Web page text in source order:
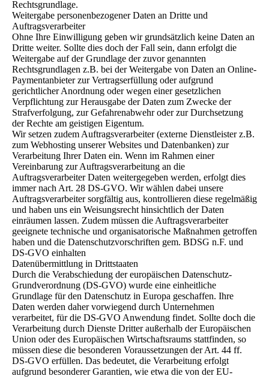
Rechtsgrundlage.
Weitergabe personenbezogener Daten an Dritte und
Auftragsverarbeiter
Ohne Ihre Einwilligung geben wir grundsätzlich keine Daten an
Dritte weiter. Sollte dies doch der Fall sein, dann erfolgt die
Weitergabe auf der Grundlage der zuvor genannten
Rechtsgrundlagen z.B. bei der Weitergabe von Daten an Online-
Paymentanbieter zur Vertragserfüllung oder aufgrund
gerichtlicher Anordnung oder wegen einer gesetzlichen
Verpflichtung zur Herausgabe der Daten zum Zwecke der
Strafverfolgung, zur Gefahrenabwehr oder zur Durchsetzung
der Rechte am geistigen Eigentum.
Wir setzen zudem Auftragsverarbeiter (externe Dienstleister z.B.
zum Webhosting unserer Websites und Datenbanken) zur
Verarbeitung Ihrer Daten ein. Wenn im Rahmen einer
Vereinbarung zur Auftragsverarbeitung an die
Auftragsverarbeiter Daten weitergegeben werden, erfolgt dies
immer nach Art. 28 DS-GVO. Wir wählen dabei unsere
Auftragsverarbeiter sorgfältig aus, kontrollieren diese regelmäßig
und haben uns ein Weisungsrecht hinsichtlich der Daten
einräumen lassen. Zudem müssen die Auftragsverarbeiter
geeignete technische und organisatorische Maßnahmen getroffen
haben und die Datenschutzvorschriften gem. BDSG n.F. und
DS-GVO einhalten
Datenübermittlung in Drittstaaten
Durch die Verabschiedung der europäischen Datenschutz-
Grundverordnung (DS-GVO) wurde eine einheitliche
Grundlage für den Datenschutz in Europa geschaffen. Ihre
Daten werden daher vorwiegend durch Unternehmen
verarbeitet, für die DS-GVO Anwendung findet. Sollte doch die
Verarbeitung durch Dienste Dritter außerhalb der Europäischen
Union oder des Europäischen Wirtschaftsraums stattfinden, so
müssen diese die besonderen Voraussetzungen der Art. 44 ff.
DS-GVO erfüllen. Das bedeutet, die Verarbeitung erfolgt
aufgrund besonderer Garantien, wie etwa die von der EU-